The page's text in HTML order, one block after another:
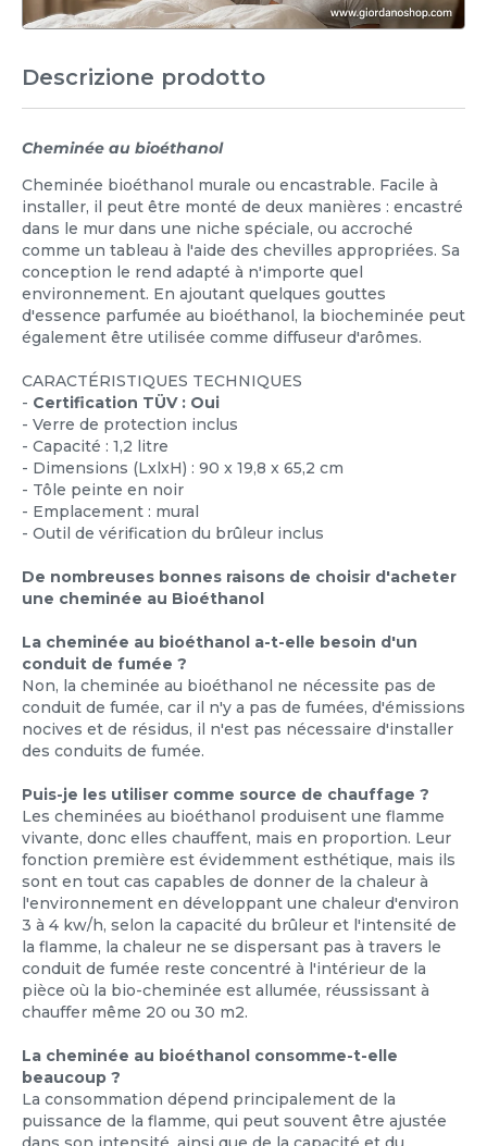
Descrizione prodotto
Cheminée au bioéthanol
Cheminée bioéthanol murale ou encastrable. Facile à
installer, il peut être monté de deux manières : encastré
dans le mur dans une niche spéciale, ou accroché
comme un tableau à l'aide des chevilles appropriées. Sa
conception le rend adapté à n'importe quel
environnement. En ajoutant quelques gouttes
d'essence parfumée au bioéthanol, la biocheminée peut
également être utilisée comme diffuseur d'arômes.
CARACTÉRISTIQUES TECHNIQUES
- Certification TÜV : Oui
- Verre de protection inclus
- Capacité : 1,2 litre
- Dimensions (LxlxH) : 90 x 19,8 x 65,2 cm
- Tôle peinte en noir
- Emplacement : mural
- Outil de vérification du brûleur inclus
De nombreuses bonnes raisons de choisir d'acheter
une cheminée au Bioéthanol
La cheminée au bioéthanol a-t-elle besoin d'un
conduit de fumée ?
Non, la cheminée au bioéthanol ne nécessite pas de
conduit de fumée, car il n'y a pas de fumées, d'émissions
nocives et de résidus, il n'est pas nécessaire d'installer
des conduits de fumée.
Puis-je les utiliser comme source de chauffage ?
Les cheminées au bioéthanol produisent une flamme
vivante, donc elles chauffent, mais en proportion. Leur
fonction première est évidemment esthétique, mais ils
sont en tout cas capables de donner de la chaleur à
l'environnement en développant une chaleur d'environ
3 à 4 kw/h, selon la capacité du brûleur et l'intensité de
la flamme, la chaleur ne se dispersant pas à travers le
conduit de fumée reste concentré à l'intérieur de la
pièce où la bio-cheminée est allumée, réussissant à
chauffer même 20 ou 30 m2.
La cheminée au bioéthanol consomme-t-elle
beaucoup ?
La consommation dépend principalement de la
puissance de la flamme, qui peut souvent être ajustée